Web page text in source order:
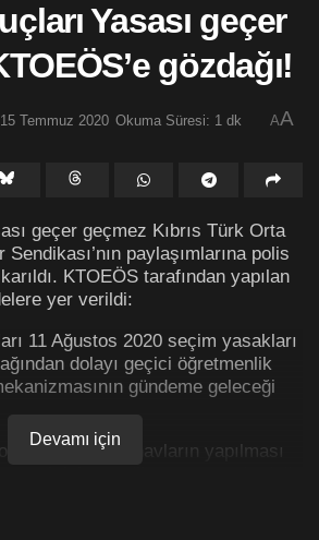
Yasası geçer
gözdağı!
15 Temmuz 2020 Okuma Süresi: 1 dk AA
geçer geçmez Kıbrıs Türk Orta
paylaşımlarına polis
KTOEÖS tarafından yapılan
yer verildi:
11 Ağustos 2020 seçim yasakları
dolayı geçici öğretmenlik
gündeme geleceği
etmek ve bu sınavların yapılması
Devamı için